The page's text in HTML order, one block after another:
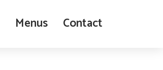
Menus Contact